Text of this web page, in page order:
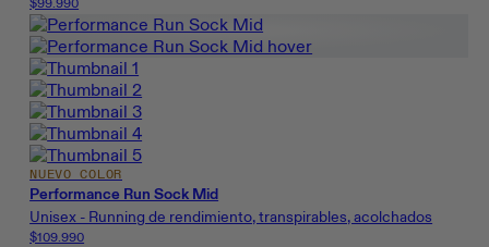
$99.990
NUEVO COLOR
Performance Run Sock Mid
Unisex - Running de rendimiento, transpirables, acolchados
$109.990